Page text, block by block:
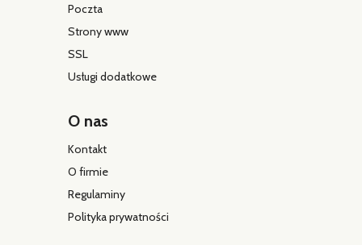
Poczta
Strony www
SSL
Usługi dodatkowe
O nas
Kontakt
O firmie
Regulaminy
Polityka prywatności